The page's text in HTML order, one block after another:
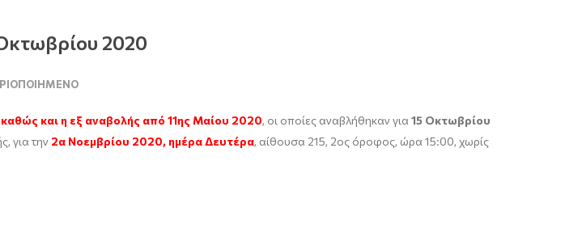
2020
και η εξ αναβολής από 11ης Μαίου 2020, οι οποίες αναβλήθηκαν για 15 Οκτωβρίου
για την 2α Νοεμβρίου 2020, ημέρα Δευτέρα, αίθουσα 215, 2ος όροφος, ώρα 15:00, χωρίς